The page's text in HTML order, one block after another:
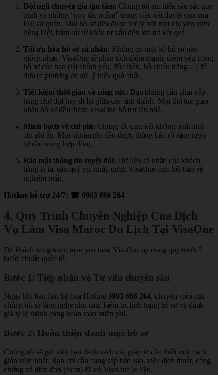
Đội ngũ chuyên gia tận tâm: Chúng tôi am hiểu sâu sắc quy
trình và những “quy tắc ngầm” trong việc xét duyệt visa của
Đại sứ quán. Mỗi hồ sơ đều được xử lý bởi một chuyên viên
riêng biệt, bám sát từ khâu tư vấn đến khi trả kết quả.
Tối ưu hóa hồ sơ cá nhân: Không có một bộ hồ sơ nào
giống nhau. VisaOne sẽ phân tích điểm mạnh, điểm yếu trong
hồ sơ của bạn (tài chính yếu, độc thân, hộ chiếu trắng…) để
đưa ra phương án xử lý hiệu quả nhất.
Tiết kiệm thời gian và công sức: Bạn không cần phải xếp
hàng chờ đợi hay đi lại giữa các tỉnh thành. Mọi thủ tục giao
nhận hồ sơ đều được VisaOne hỗ trợ tận nhà.
Minh bạch về chi phí: Chúng tôi cam kết không phát sinh
chi phí ẩn. Mọi khoản phí đều được thông báo rõ ràng ngay
từ đầu trong hợp đồng.
Bảo mật thông tin tuyệt đối: Dữ liệu cá nhân của khách
hàng là tài sản quý giá nhất, được VisaOne cam kết bảo vệ
nghiêm ngặt.
Hotline hỗ trợ 24/7: ☎ 0903 666 264
4. Quy Trình Chuyên Nghiệp Của Dịch
Vụ Làm Visa Maroc Du Lịch Tại VisaOne
Để khách hàng hoàn toàn yên tâm, VisaOne áp dụng quy trình 5
bước chuẩn quốc tế:
Bước 1: Tiếp nhận và Tư vấn chuyên sâu
Ngay khi bạn liên hệ qua Hotline 0903 666 264, chuyên viên của
chúng tôi sẽ lắng nghe nhu cầu, kiểm tra tình trạng hồ sơ và đánh
giá tỷ lệ thành công hoàn toàn miễn phí.
Bước 2: Hoàn thiện danh mục hồ sơ
Chúng tôi sẽ gửi đến bạn danh sách các giấy tờ cần thiết một cách
giản lược nhất. Bạn chỉ cần cung cấp bản sao, việc dịch thuật, công
chứng và điền đơn (form) đã có VisaOne lo liệu.